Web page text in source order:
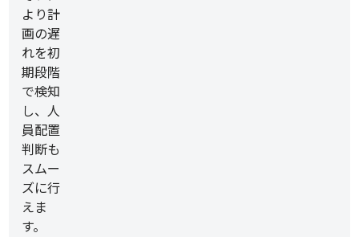
より計
画の遅
れを初
期段階
で検知
し、人
員配置
判断も
スムー
ズに行
えま
す。